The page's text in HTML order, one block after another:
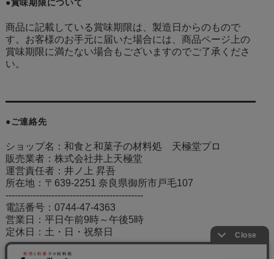
●賞味期限について
商品に記載している賞味期限は、製造日からのもので
す。お客様のお手元に届いた場合には、商品ページ上の
賞味期限に満たない場合もございますのでご了承くださ
い。
●ご連絡先
ショップ名：和食と和菓子の材料処 天極堂プロ
販売業者：株式会社井上天極堂
運営責任者：井ノ上 昇吾
所在地：〒639-2251 奈良県御所市戸毛107
---------------------------------------------
電話番号：0744-47-4363
営業日：平日午前9時～午後5時
定休日：土・日・祝祭日